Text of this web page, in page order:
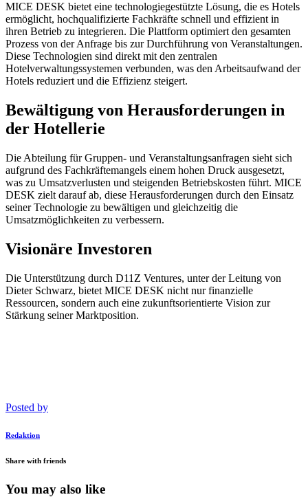
MICE DESK bietet eine technologiegestützte Lösung, die es Hotels
ermöglicht, hochqualifizierte Fachkräfte schnell und effizient in
ihren Betrieb zu integrieren. Die Plattform optimiert den gesamten
Prozess von der Anfrage bis zur Durchführung von Veranstaltungen.
Diese Technologien sind direkt mit den zentralen
Hotelverwaltungssystemen verbunden, was den Arbeitsaufwand der
Hotels reduziert und die Effizienz steigert.
Bewältigung von Herausforderungen in
der Hotellerie
Die Abteilung für Gruppen- und Veranstaltungsanfragen sieht sich
aufgrund des Fachkräftemangels einem hohen Druck ausgesetzt,
was zu Umsatzverlusten und steigenden Betriebskosten führt. MICE
DESK zielt darauf ab, diese Herausforderungen durch den Einsatz
seiner Technologie zu bewältigen und gleichzeitig die
Umsatzmöglichkeiten zu verbessern.
Visionäre Investoren
Die Unterstützung durch D11Z Ventures, unter der Leitung von
Dieter Schwarz, bietet MICE DESK nicht nur finanzielle
Ressourcen, sondern auch eine zukunftsorientierte Vision zur
Stärkung seiner Marktposition.
Posted by
Redaktion
Share with friends
You may also like